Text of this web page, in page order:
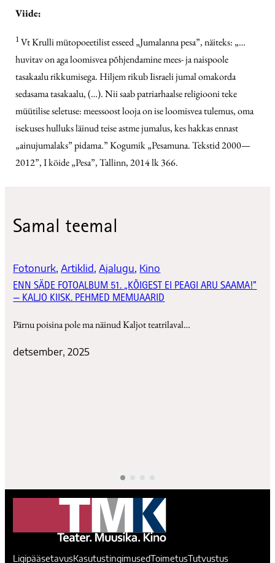
Viide:
1Vt Krulli mütopoeetilist esseed „Jumalanna pesa”, näiteks: „…
huvitav on aga loomisvea põhjendamine mees- ja naispoole
tasakaalu rikkumisega. Hiljem rikub Iisraeli jumal omakorda
sedasama tasakaalu, (…). Nii saab patriarhaalse religiooni teke
müütilise seletuse: meessoost looja on ise loomisvea tulemus, oma
isekuses hulluks läinud teise astme jumalus, kes hakkas ennast
„ainujumalaks” pidama.” Kogumik „Pesamuna. Tekstid 2000—
2012”, I köide „Pesa”, Tallinn, 2014 lk 366.
Samal teemal
Fotonurk, Artiklid, Ajalugu, Kino
ENN SÄDE FOTOALBUM 51. „KÕIGEST EI PEAGI ARU SAAMA!”
— KALJO KIISK. PEHMED MEMUAARID
Pärnu poisina pole ma näinud Kaljot teatrilaval…
detsember, 2025
LigipääsetavusKasutustingimusedToimetusTutvustus